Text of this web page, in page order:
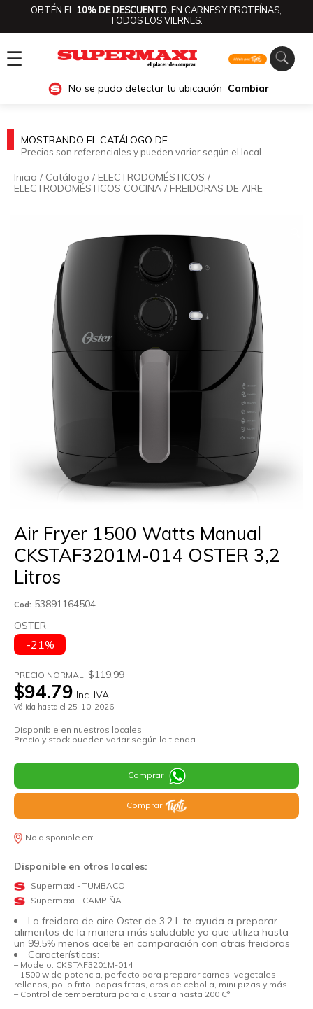
OBTÉN EL 10% DE DESCUENTO.EN CARNES Y PROTEÍNAS,
TODOS LOS VIERNES.
☰
No se pudo detectar tu ubicación Cambiar
MOSTRANDO EL CATÁLOGO DE:
Precios son referenciales y pueden variar según el local.
Inicio / Catálogo / ELECTRODOMÉSTICOS /
ELECTRODOMÉSTICOS COCINA / FREIDORAS DE AIRE
Air Fryer 1500 Watts Manual
CKSTAF3201M-014 OSTER 3,2
Litros
Cod: 53891164504
OSTER
-21%
PRECIO NORMAL: $119.99
$94.79 Inc. IVA
Válida hasta el 25-10-2026.
Disponible en nuestros locales.
Precio y stock pueden variar según la tienda.
Comprar
Comprar
No disponible en:
Disponible en otros locales:
Supermaxi - TUMBACO
Supermaxi - CAMPIÑA
La freidora de aire Oster de 3.2 L te ayuda a preparar
alimentos de la manera más saludable ya que utiliza hasta
un 99.5% menos aceite en comparación con otras freidoras
Características:
– Modelo: CKSTAF3201M-014
– 1500 w de potencia, perfecto para preparar carnes, vegetales
rellenos, pollo frito, papas fritas, aros de cebolla, mini pizas y más
– Control de temperatura para ajustarla hasta 200 C°